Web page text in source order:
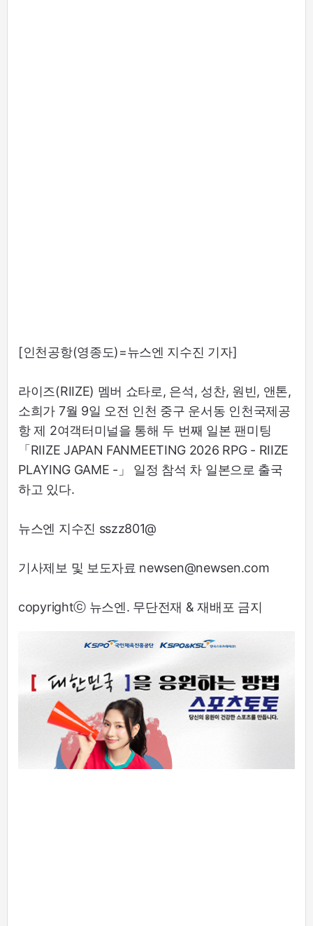
[인천공항(영종도)=뉴스엔 지수진 기자]
라이즈(RIIZE) 멤버 쇼타로, 은석, 성찬, 원빈, 앤톤,
소희가 7월 9일 오전 인천 중구 운서동 인천국제공
항 제 2여객터미널을 통해 두 번째 일본 팬미팅
「RIIZE JAPAN FANMEETING 2026 RPG - RIIZE
PLAYING GAME -」 일정 참석 차 일본으로 출국
하고 있다.
뉴스엔 지수진 sszz801@
기사제보 및 보도자료 newsen@newsen.com
copyrightⓒ 뉴스엔. 무단전재 & 재배포 금지